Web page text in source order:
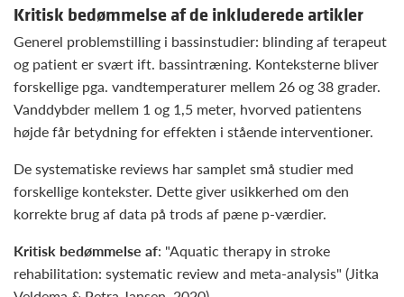
Kritisk bedømmelse af de inkluderede artikler
Generel problemstilling i bassinstudier: blinding af terapeut
og patient er svært ift. bassintræning. Konteksterne bliver
forskellige pga. vandtemperaturer mellem 26 og 38 grader.
Vanddybder mellem 1 og 1,5 meter, hvorved patientens
højde får betydning for effekten i stående interventioner.
De systematiske reviews har samplet små studier med
forskellige kontekster. Dette giver usikkerhed om den
korrekte brug af data på trods af pæne p-værdier.
Kritisk bedømmelse af: "Aquatic therapy in stroke
rehabilitation: systematic review and meta-analysis" (Jitka